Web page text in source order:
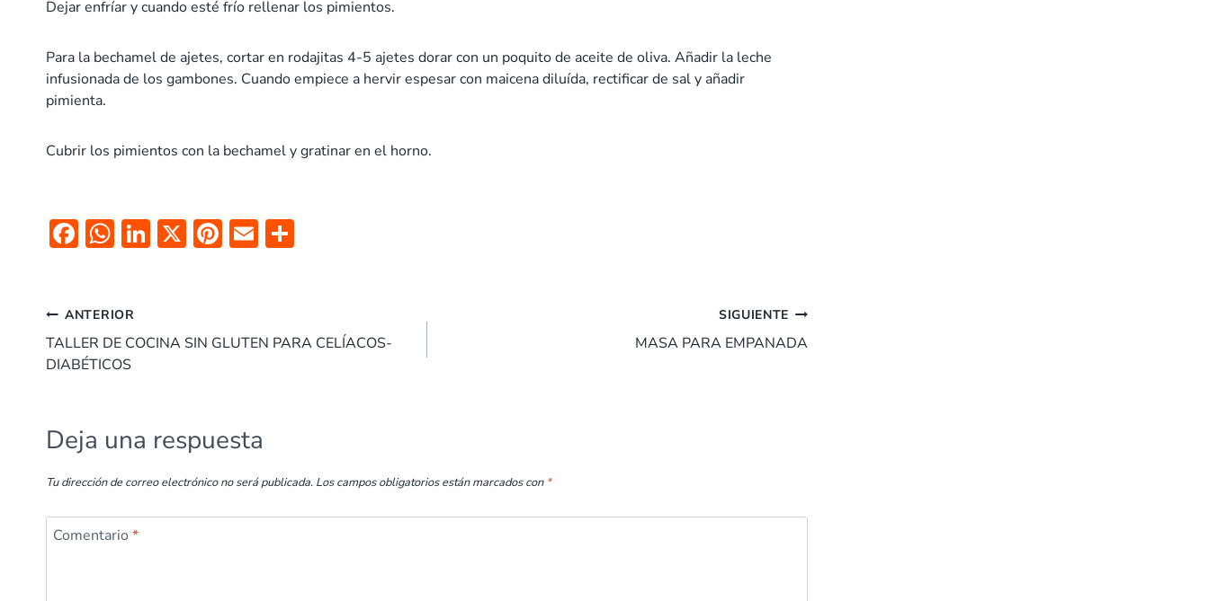
Dejar enfríar y cuando esté frío rellenar los pimientos.
Para la bechamel de ajetes, cortar en rodajitas 4-5 ajetes dorar con un poquito de aceite de oliva. Añadir la leche
infusionada de los gambones. Cuando empiece a hervir espesar con maicena diluída, rectificar de sal y añadir
pimienta.
Cubrir los pimientos con la bechamel y gratinar en el horno.
F
b
o
o
W
s
A
p
Li
dI
X Pi
t
E
ar
Navegación
de
ANTERIOR
TALLER DE COCINA SIN GLUTEN PARA CELÍACOS-
DIABÉTICOS
SIGUIENTE
MASA PARA EMPANADA
Deja una respuesta
Tu dirección de correo electrónico no será publicada. Los campos obligatorios están marcados con *
Comentario *